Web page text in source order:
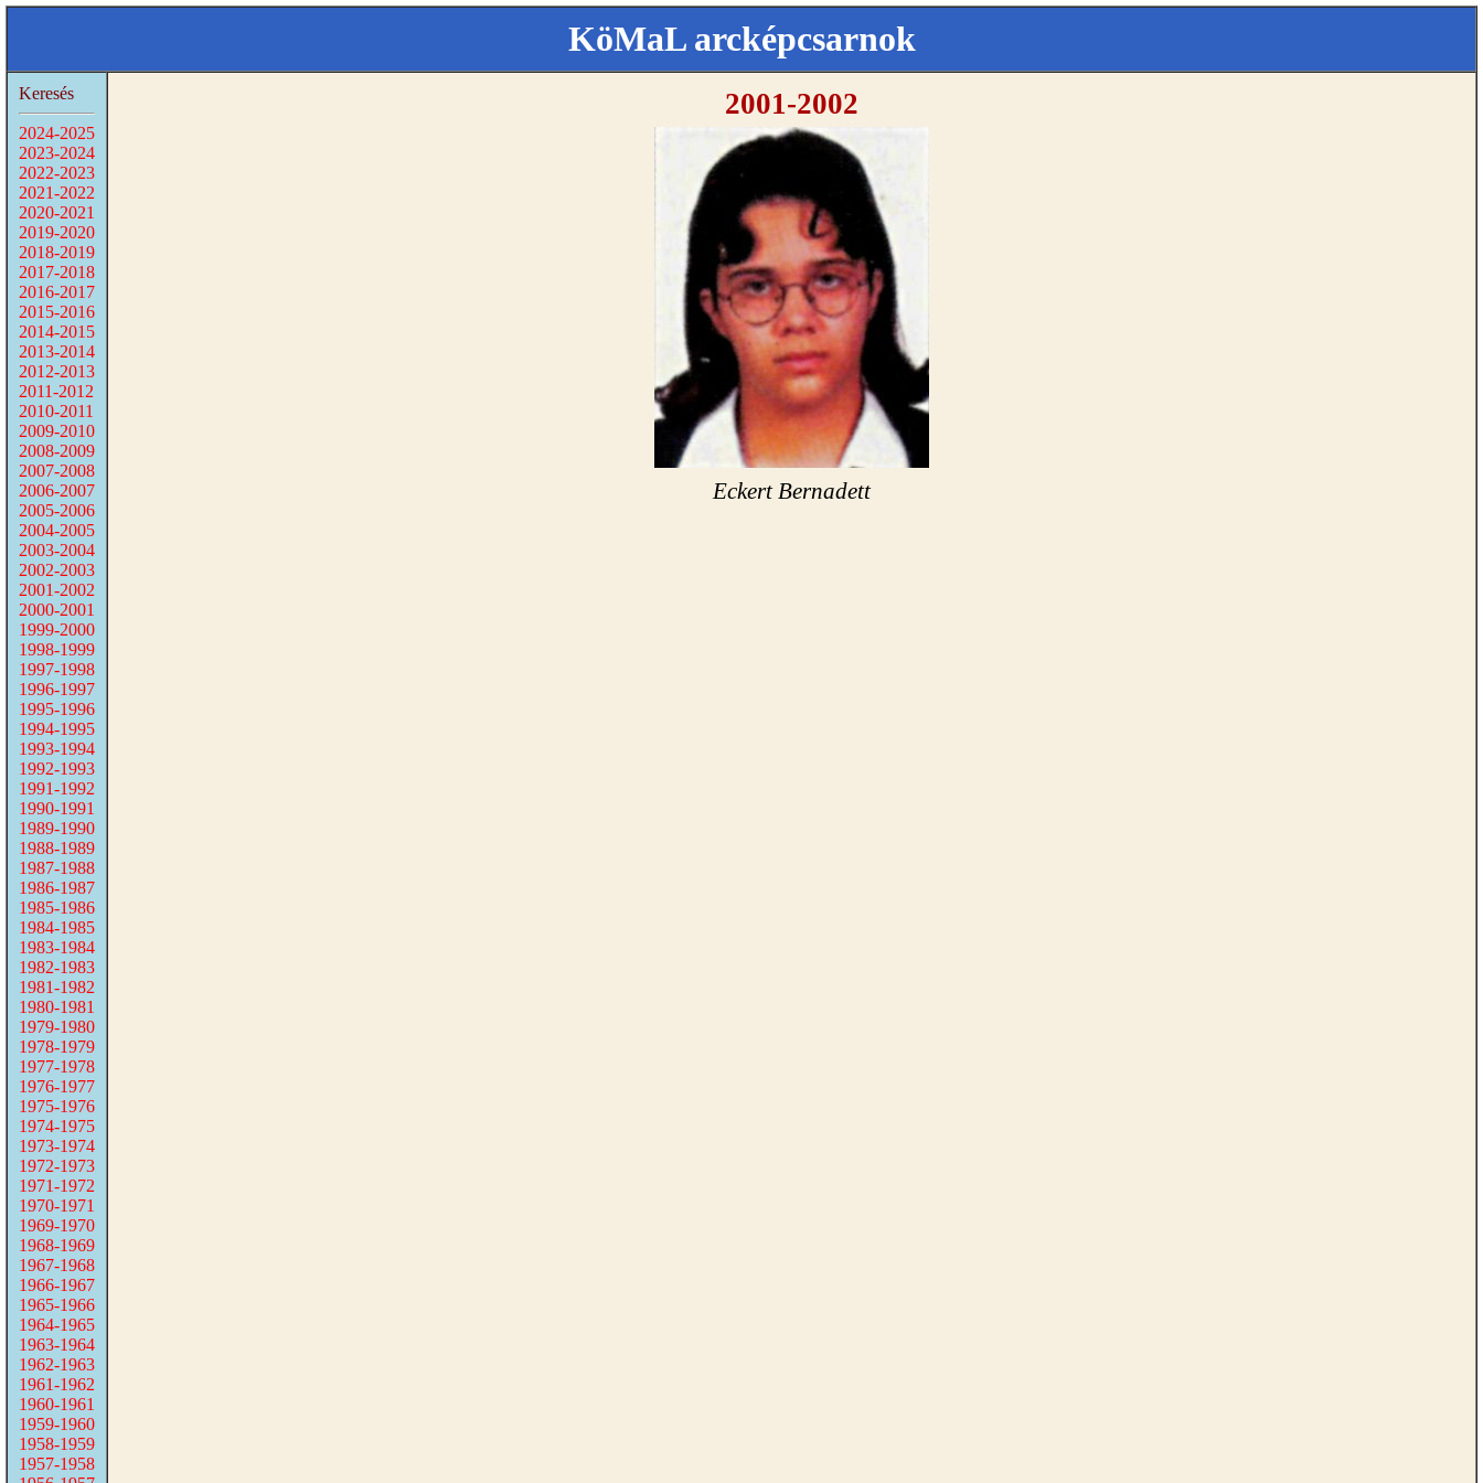
KöMaL arcképcsarnok
Keresés
2024-2025
2023-2024
2022-2023
2021-2022
2020-2021
2019-2020
2018-2019
2017-2018
2016-2017
2015-2016
2014-2015
2013-2014
2012-2013
2011-2012
2010-2011
2009-2010
2008-2009
2007-2008
2006-2007
2005-2006
2004-2005
2003-2004
2002-2003
2001-2002
2000-2001
1999-2000
1998-1999
1997-1998
1996-1997
1995-1996
1994-1995
1993-1994
1992-1993
1991-1992
1990-1991
1989-1990
1988-1989
1987-1988
1986-1987
1985-1986
1984-1985
1983-1984
1982-1983
1981-1982
1980-1981
1979-1980
1978-1979
1977-1978
1976-1977
1975-1976
1974-1975
1973-1974
1972-1973
1971-1972
1970-1971
1969-1970
1968-1969
1967-1968
1966-1967
1965-1966
1964-1965
1963-1964
1962-1963
1961-1962
1960-1961
1959-1960
1958-1959
1957-1958
2001-2002
Eckert Bernadett